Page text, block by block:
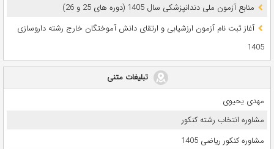
ﻣﻨﺎﺑﻊ آزﻣﻮن ﻣﻠﯽ دندانپزشکی سال 1405 (دوره های 25 و 26)
آغاز ثبت نام آزمون‌ ارزشیابی و ارتقای دانش آموختگان خارج رشته داروسازی
1405
تبلیغات متنی
مهدی یحیوی
مشاوره انتخاب رشته کنکور
مشاوره کنکور ریاضی 1405